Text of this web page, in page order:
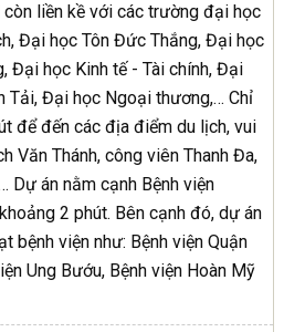
còn liền kề với các trường đại học
Đại học Tôn Đức Thắng, Đại học
Đại học Kinh tế - Tài chính, Đại
Tải, Đại học Ngoại thương,… Chỉ
để đến các địa điểm du lịch, vui
Văn Thánh, công viên Thanh Đa,
Dự án nằm cạnh Bệnh viện
2 phút. Bên cạnh đó, dự án
bệnh viện như: Bệnh viện Quận
Ung Bướu, Bệnh viện Hoàn Mỹ